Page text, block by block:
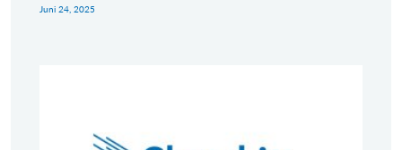
Juni 24, 2025